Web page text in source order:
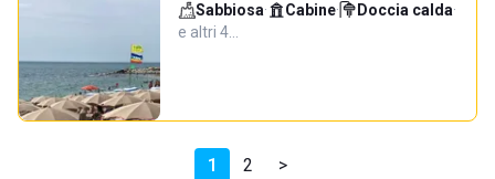
Sabbiosa· Cabine· Doccia calda·
e altri 4…
1 2 >